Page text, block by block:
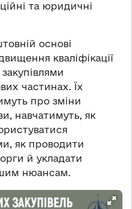
та юридичні
основі
кваліфікації
частинах. Їх
про зміни
навчатимуть, як
як проводити
й укладати
нюансам.